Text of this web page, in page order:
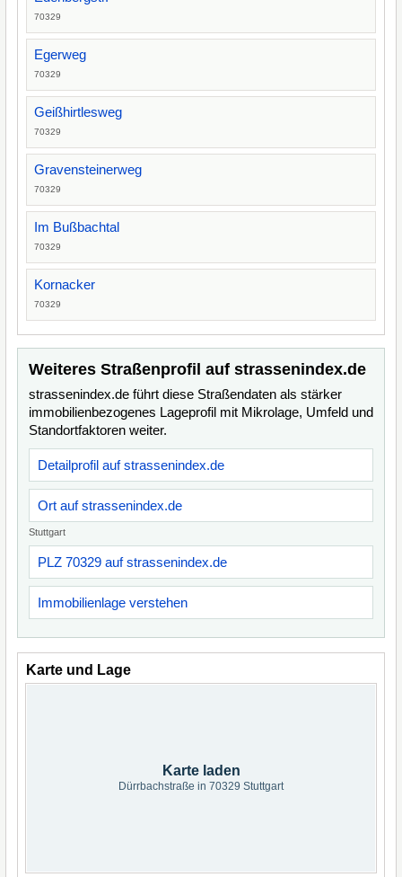
70329
Egerweg
70329
Geißhirtlesweg
70329
Gravensteinerweg
70329
Im Bußbachtal
70329
Kornacker
70329
Weiteres Straßenprofil auf strassenindex.de
strassenindex.de führt diese Straßendaten als stärker
immobilienbezogenes Lageprofil mit Mikrolage, Umfeld und
Standortfaktoren weiter.
Detailprofil auf strassenindex.de
Ort auf strassenindex.de
Stuttgart
PLZ 70329 auf strassenindex.de
Immobilienlage verstehen
Karte und Lage
Karte laden
Dürrbachstraße in 70329 Stuttgart